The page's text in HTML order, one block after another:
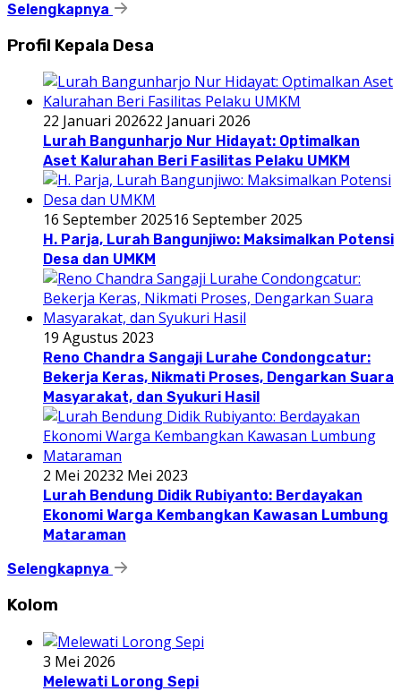
Selengkapnya
Profil Kepala Desa
22 Januari 202622 Januari 2026
Lurah Bangunharjo Nur Hidayat: Optimalkan
Aset Kalurahan Beri Fasilitas Pelaku UMKM
16 September 202516 September 2025
H. Parja, Lurah Bangunjiwo: Maksimalkan Potensi
Desa dan UMKM
19 Agustus 2023
Reno Chandra Sangaji Lurahe Condongcatur:
Bekerja Keras, Nikmati Proses, Dengarkan Suara
Masyarakat, dan Syukuri Hasil
2 Mei 20232 Mei 2023
Lurah Bendung Didik Rubiyanto: Berdayakan
Ekonomi Warga Kembangkan Kawasan Lumbung
Mataraman
Selengkapnya
Kolom
3 Mei 2026
Melewati Lorong Sepi